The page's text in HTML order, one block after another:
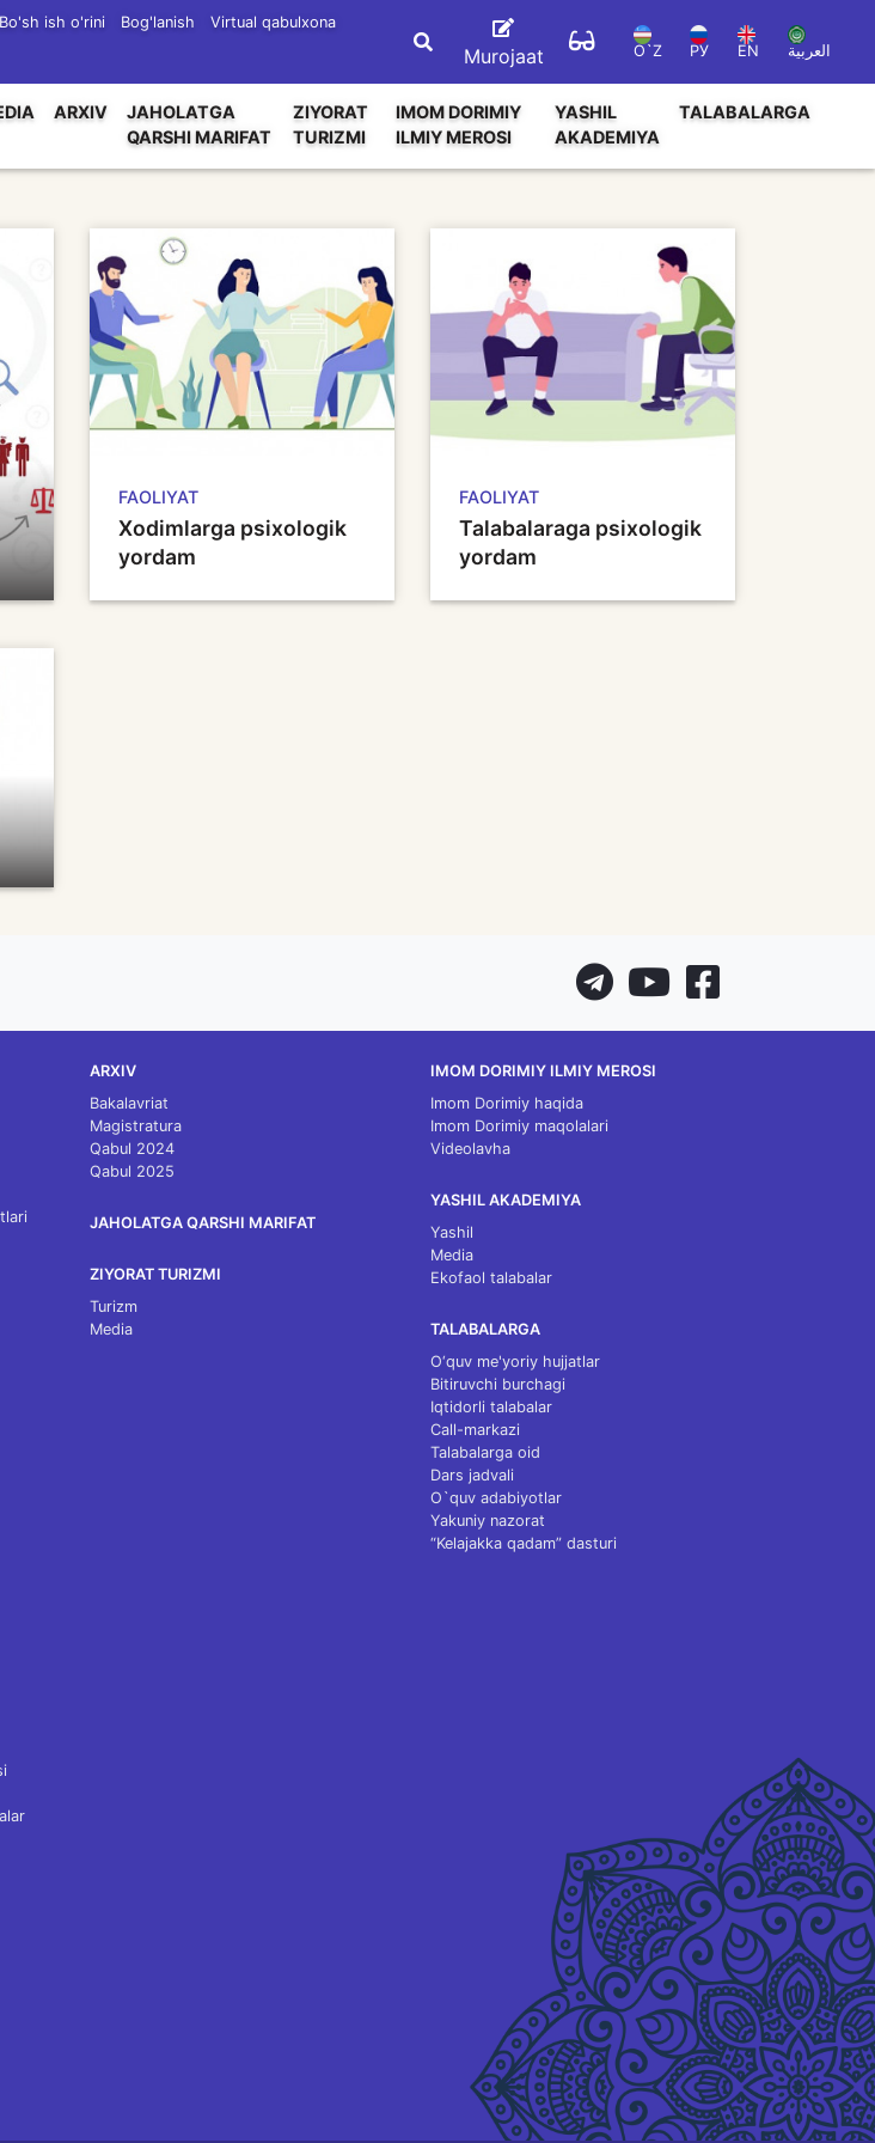
Bo'sh ish o'rini Bog'lanish
Virtual qabulxona
Murojaat O`Z РУ EN العربية
ARXIV
JAHOLATGA
QARSHI MARIFAT
ZIYORAT
TURIZMI
IMOM DORIMIY
ILMIY MEROSI
YASHIL
AKADEMIYA
TALABALARGA
FAOLIYAT
Xodimlarga psixologik
yordam
FAOLIYAT
Talabalaraga psixologik
yordam
ARXIV
Bakalavriat
Magistratura
Qabul 2024
Qabul 2025
JAHOLATGA QARSHI MARIFAT
ZIYORAT TURIZMI
Turizm
Media
IMOM DORIMIY ILMIY MEROSI
Imom Dorimiy haqida
Imom Dorimiy maqolalari
Videolavha
YASHIL AKADEMIYA
Yashil
Media
Ekofaol talabalar
TALABALARGA
O‘quv me'yoriy hujjatlar
Bitiruvchi burchagi
Iqtidorli talabalar
Call-markazi
Talabalarga oid
Dars jadvali
O`quv adabiyotlar
Yakuniy nazorat
“Kelajakka qadam” dasturi